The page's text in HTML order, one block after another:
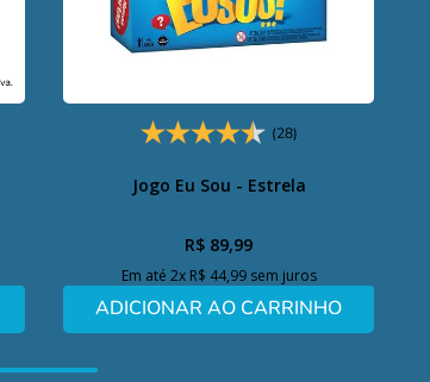
(28)
Jogo Eu Sou - Estrela
R$ 89,99
Em até 2x R$ 44,99sem juros
ADICIONAR AO CARRINHO